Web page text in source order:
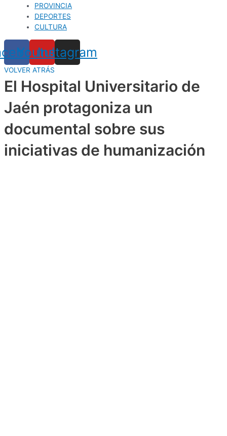
PROVINCIA
DEPORTES
CULTURA
Youtube
Instagram
VOLVER ATRÁS
El Hospital Universitario de
Jaén protagoniza un
documental sobre sus
iniciativas de humanización